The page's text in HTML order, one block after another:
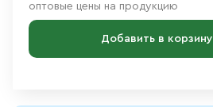
оптовые цены на продукцию
Добавить в корзину